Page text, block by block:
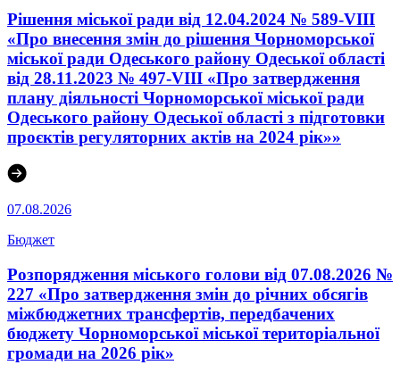
Рішення міської ради від 12.04.2024 № 589-VIII
«Про внесення змін до рішення Чорноморської
міської ради Одеського району Одеської області
від 28.11.2023 № 497-VІII «Про затвердження
плану діяльності Чорноморської міської ради
Одеського району Одеської області з підготовки
проєктів регуляторних актів на 2024 рік»»
07.08.2026
Бюджет
Розпорядження міського голови від 07.08.2026 №
227 «Про затвердження змін до річних обсягів
міжбюджетних трансфертів, передбачених
бюджету Чорноморської міської територіальної
громади на 2026 рік»